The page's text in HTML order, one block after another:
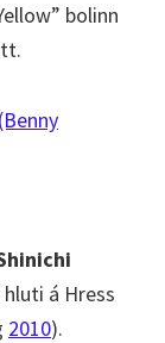
bolinn
á Hress
2010).